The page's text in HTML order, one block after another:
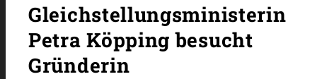
Gleichstellungsministerin
Petra Köpping besucht
Gründerin